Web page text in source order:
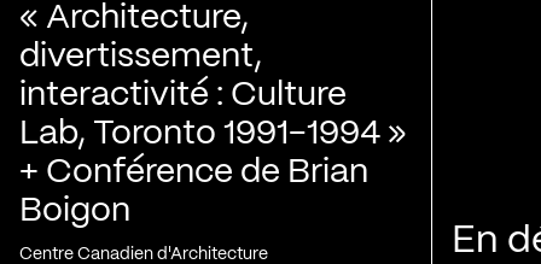
« Architecture,
divertissement,
interactivité : Culture
Lab, Toronto 1991-1994 »
+ Conférence de Brian
Boigon
Centre Canadien d'Architecture En